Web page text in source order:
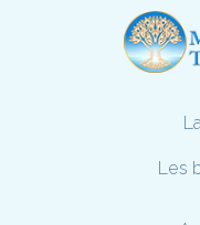
Les